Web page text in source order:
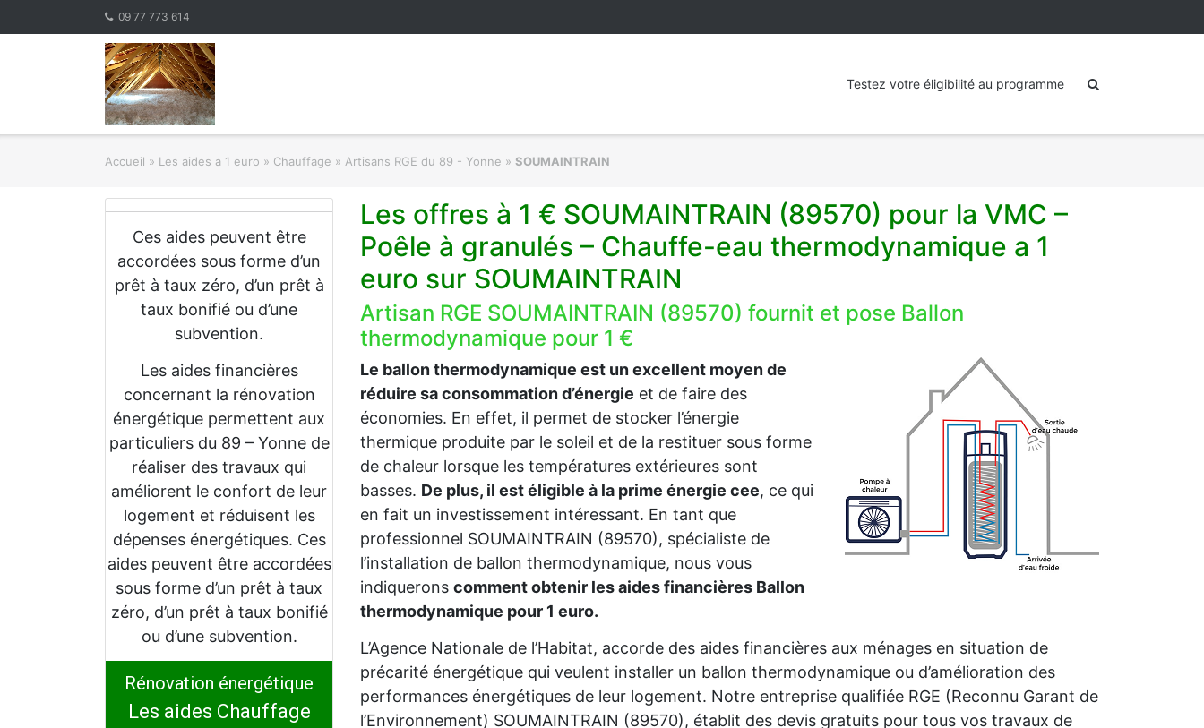
09 77 773 614
Testez votre éligibilité au programme
Accueil » Les aides a 1 euro » Chauffage » Artisans RGE du 89 - Yonne » SOUMAINTRAIN
Ces aides peuvent être
accordées sous forme d’un
prêt à taux zéro, d’un prêt à
taux bonifié ou d’une
subvention.
Les aides financières
concernant la rénovation
énergétique permettent aux
particuliers du 89 – Yonne de
réaliser des travaux qui
améliorent le confort de leur
logement et réduisent les
dépenses énergétiques. Ces
aides peuvent être accordées
sous forme d’un prêt à taux
zéro, d’un prêt à taux bonifié
ou d’une subvention.
Rénovation énergétique
Les aides Chauffage
Les offres à 1 € SOUMAINTRAIN (89570) pour la VMC –
Poêle à granulés – Chauffe-eau thermodynamique a 1
euro sur SOUMAINTRAIN
Artisan RGE SOUMAINTRAIN (89570) fournit et pose Ballon
thermodynamique pour 1 €
Le ballon thermodynamique est un excellent moyen de
réduire sa consommation d’énergie et de faire des
économies. En effet, il permet de stocker l’énergie
thermique produite par le soleil et de la restituer sous forme
de chaleur lorsque les températures extérieures sont
basses. De plus, il est éligible à la prime énergie cee, ce qui
en fait un investissement intéressant. En tant que
professionnel SOUMAINTRAIN (89570), spécialiste de
l’installation de ballon thermodynamique, nous vous
indiquerons comment obtenir les aides financières Ballon
thermodynamique pour 1 euro.
L’Agence Nationale de l’Habitat, accorde des aides financières aux ménages en situation de
précarité énergétique qui veulent installer un ballon thermodynamique ou d’amélioration des
performances énergétiques de leur logement. Notre entreprise qualifiée RGE (Reconnu Garant de
l’Environnement) SOUMAINTRAIN (89570), établit des devis gratuits pour tous vos travaux de